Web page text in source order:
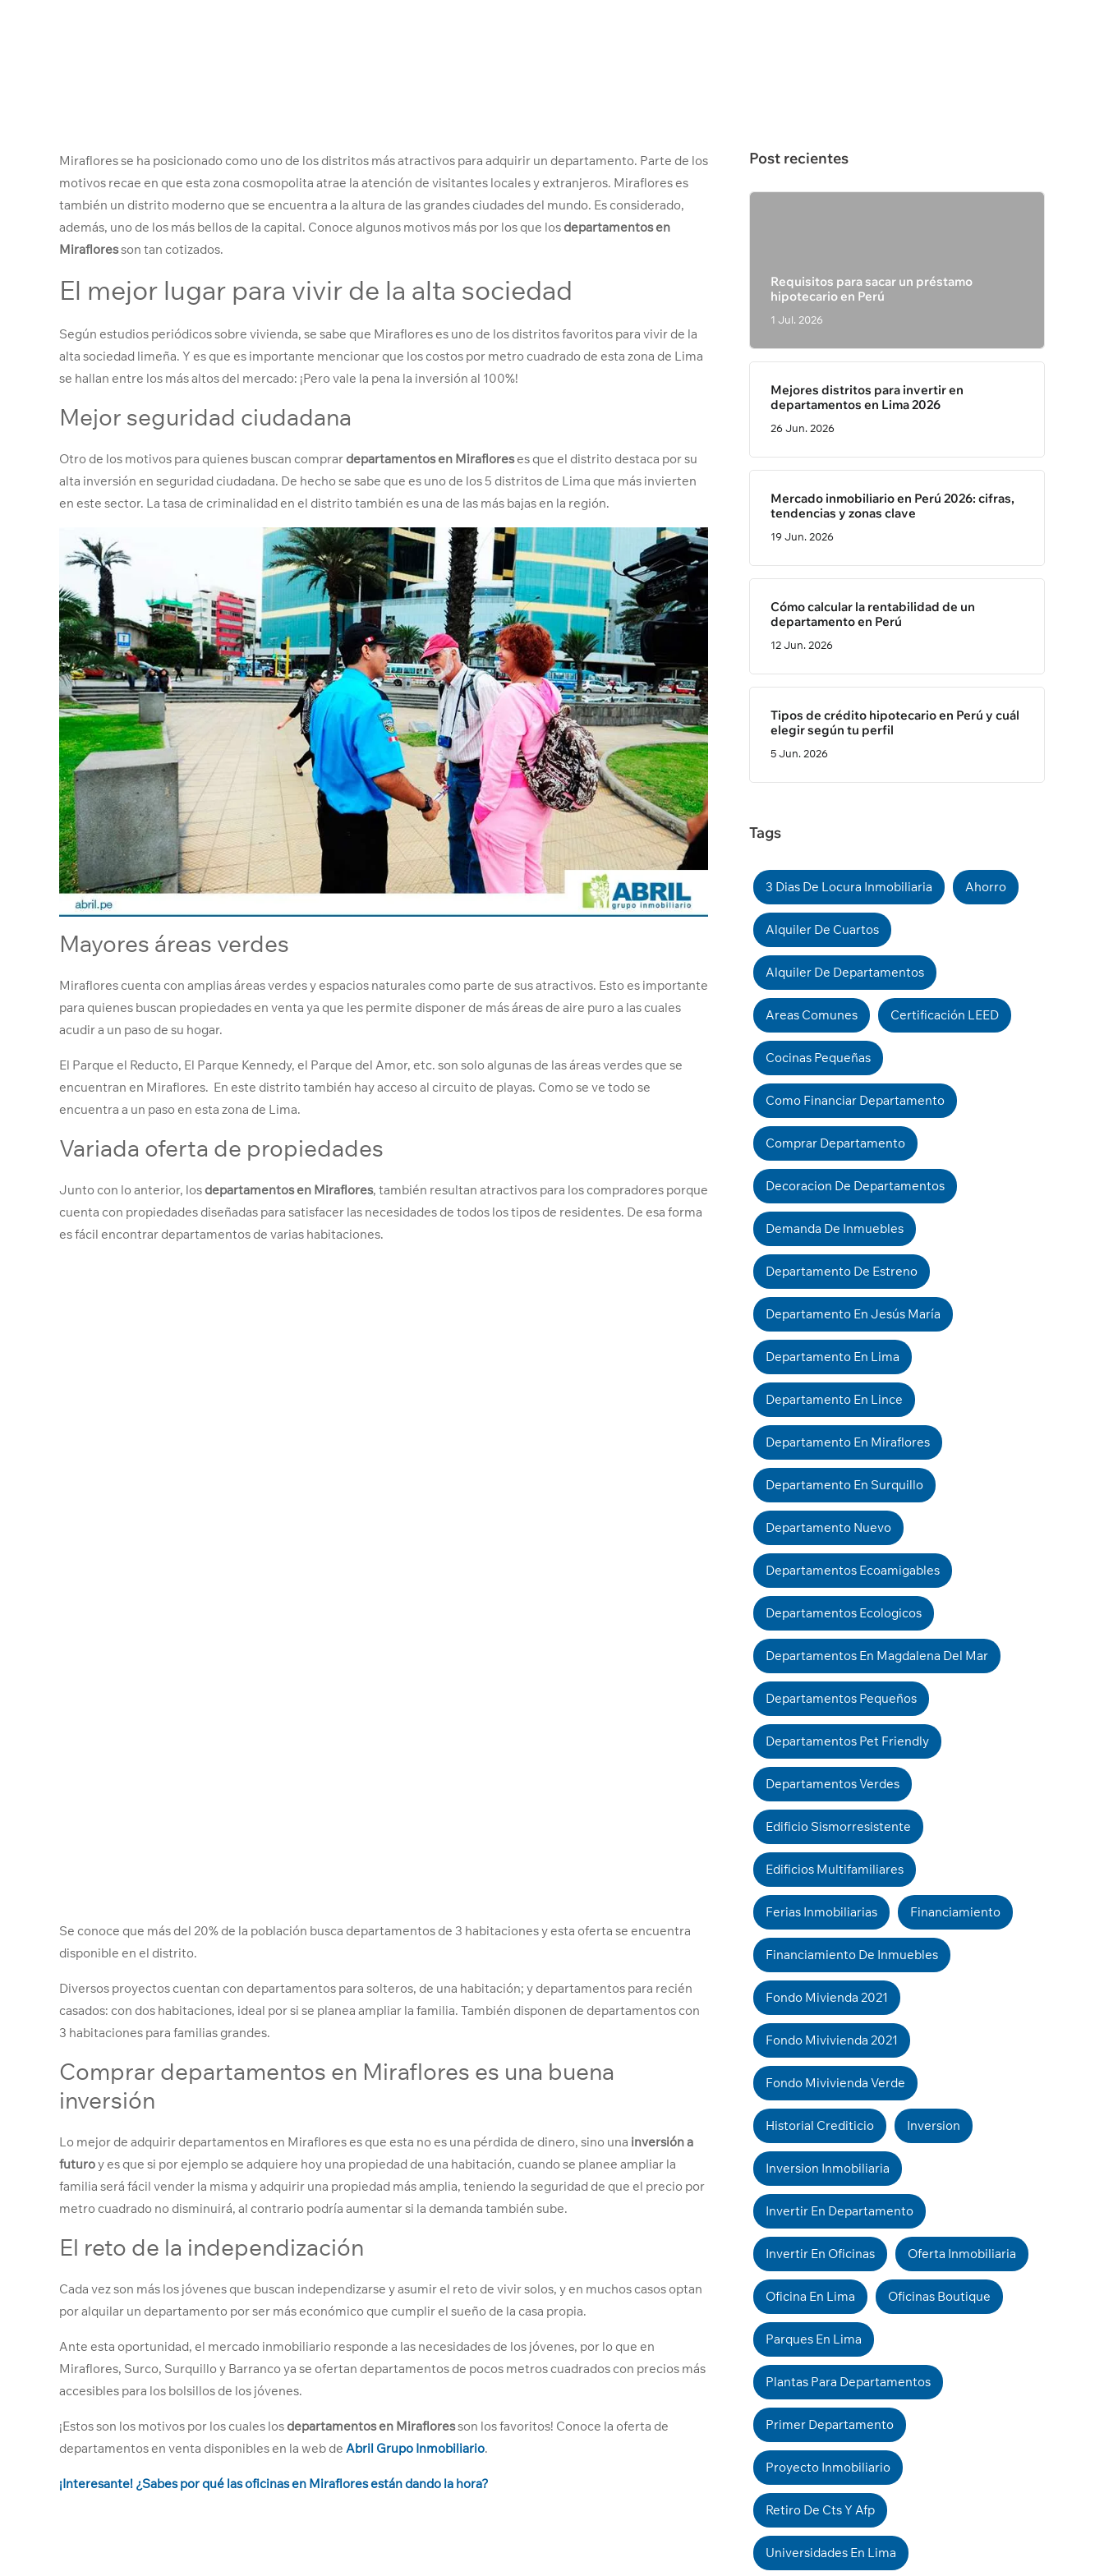
Miraflores se ha posicionado como uno de los distritos más atractivos para adquirir un departamento. Parte de los
motivos recae en que esta zona cosmopolita atrae la atención de visitantes locales y extranjeros. Miraflores es
también un distrito moderno que se encuentra a la altura de las grandes ciudades del mundo. Es considerado,
además, uno de los más bellos de la capital. Conoce algunos motivos más por los que losdepartamentos en
Mirafloresson tan cotizados.
El mejor lugar para vivir de la alta sociedad
Según estudios periódicos sobre vivienda, se sabe que Miraflores es uno de los distritos favoritos para vivir de la
alta sociedad limeña. Y es que es importante mencionar que los costos por metro cuadrado de esta zona de Lima
se hallan entre los más altos del mercado: ¡Pero vale la pena la inversión al 100%!
Mejor seguridad ciudadana
Otro de los motivos para quienes buscan comprardepartamentos en Mirafloreses que el distrito destaca por su
alta inversión en seguridad ciudadana. De hecho se sabe que es uno de los 5 distritos de Lima que más invierten
en este sector. La tasa de criminalidad en el distrito también es una de las más bajas en la región.
Mayores áreas verdes
Miraflores cuenta con amplias áreas verdes y espacios naturales como parte de sus atractivos. Esto es importante
para quienes buscan propiedades en venta ya que les permite disponer de más áreas de aire puro a las cuales
acudir a un paso de su hogar.
El Parque el Reducto, El Parque Kennedy, el Parque del Amor, etc. son solo algunas de las áreas verdes que se
encuentran en Miraflores. En este distrito también hay acceso al circuito de playas. Como se ve todo se
encuentra a un paso en esta zona de Lima.
Variada oferta de propiedades
Junto con lo anterior, losdepartamentos en Miraflores, también resultan atractivos para los compradores porque
cuenta con propiedades diseñadas para satisfacer las necesidades de todos los tipos de residentes. De esa forma
es fácil encontrar departamentos de varias habitaciones.
Se conoce que más del 20% de la población busca departamentos de 3 habitaciones y esta oferta se encuentra
disponible en el distrito.
Diversos proyectos cuentan con departamentos para solteros, de una habitación; y departamentos para recién
casados: con dos habitaciones, ideal por si se planea ampliar la familia. También disponen de departamentos con
3 habitaciones para familias grandes.
Comprar departamentos en Miraflores es una buena
inversión
Lo mejor de adquirir departamentos en Miraflores es que esta no es una pérdida de dinero, sino una inversión a
futuroy es que si por ejemplo se adquiere hoy una propiedad de una habitación, cuando se planee ampliar la
familia será fácil vender la misma y adquirir una propiedad más amplia, teniendo la seguridad de que el precio por
metro cuadrado no disminuirá, al contrario podría aumentar si la demanda también sube.
El reto de la independización
Cada vez son más los jóvenes que buscan independizarse y asumir el reto de vivir solos, y en muchos casos optan
por alquilar un departamento por ser más económico que cumplir el sueño de la casa propia.
Ante esta oportunidad, el mercado inmobiliario responde a las necesidades de los jóvenes, por lo que en
Miraflores, Surco, Surquillo y Barranco ya se ofertan departamentos de pocos metros cuadrados con precios más
accesibles para los bolsillos de los jóvenes.
¡Estos son los motivos por los cuales losdepartamentos en Mirafloresson los favoritos! Conoce la oferta de
departamentos en venta disponibles en la web de Abril Grupo Inmobiliario.
¡Interesante! ¿Sabes por qué las oficinas en Miraflores están dando la hora?
Post recientes
Requisitos para sacar un préstamo
hipotecario en Perú
1 Jul. 2026
Mejores distritos para invertir en
departamentos en Lima 2026
26 Jun. 2026
Mercado inmobiliario en Perú 2026: cifras,
tendencias y zonas clave
19 Jun. 2026
Cómo calcular la rentabilidad de un
departamento en Perú
12 Jun. 2026
Tipos de crédito hipotecario en Perú y cuál
elegir según tu perfil
5 Jun. 2026
Tags
3 Dias De Locura Inmobiliaria Ahorro
Alquiler De Cuartos
Alquiler De Departamentos
Areas Comunes Certificación LEED
Cocinas Pequeñas
Como Financiar Departamento
Comprar Departamento
Decoracion De Departamentos
Demanda De Inmuebles
Departamento De Estreno
Departamento En Jesús María
Departamento En Lima
Departamento En Lince
Departamento En Miraflores
Departamento En Surquillo
Departamento Nuevo
Departamentos Ecoamigables
Departamentos Ecologicos
Departamentos En Magdalena Del Mar
Departamentos Pequeños
Departamentos Pet Friendly
Departamentos Verdes
Edificio Sismorresistente
Edificios Multifamiliares
Ferias Inmobiliarias Financiamiento
Financiamiento De Inmuebles
Fondo Mivienda 2021
Fondo Mivivienda 2021
Fondo Mivivienda Verde
Historial Crediticio Inversion
Inversion Inmobiliaria
Invertir En Departamento
Invertir En Oficinas Oferta Inmobiliaria
Oficina En Lima Oficinas Boutique
Parques En Lima
Plantas Para Departamentos
Primer Departamento
Proyecto Inmobiliario
Retiro De Cts Y Afp
Universidades En Lima